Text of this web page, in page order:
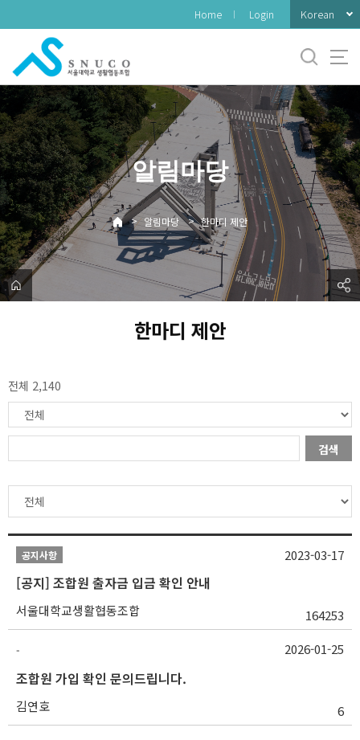
로
메
뉴
Home Login Korean
알림마당
> 알림마당 > 한마디 제안
한마디 제안
전체 2,140
검색
공지사항
[공지] 조합원 출자금 입금 확인 안내
서울대학교생활협동조합 164253
2023-03-17
-
조합원 가입 확인 문의드립니다.
김연호 6
2026-01-25